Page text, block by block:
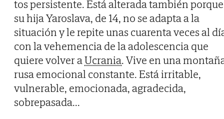
tos persistente. Está alterada también porque
su hija Yaroslava, de 14, no se adapta a la
situación y le repite unas cuarenta veces al
con la vehemencia de la adolescencia que
quiere volver aUcrania. Vive en una
rusa emocional constante. Está irritable,
vulnerable, emocionada, agradecida,
sobrepasada...